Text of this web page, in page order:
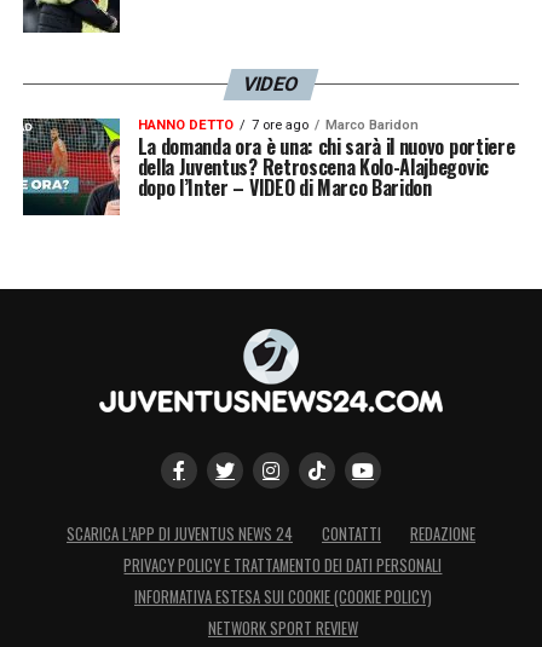
VIDEO
HANNO DETTO 7 ore ago Marco Baridon
La domanda ora è una: chi sarà il nuovo portiere
della Juventus? Retroscena Kolo-Alajbegovic
dopo l’Inter – VIDEO di Marco Baridon
SCARICA L’APP DI JUVENTUS NEWS 24 CONTATTI
REDAZIONE
PRIVACY POLICY E TRATTAMENTO DEI DATI PERSONALI
INFORMATIVA ESTESA SUI COOKIE (COOKIE POLICY)
NETWORK SPORT REVIEW